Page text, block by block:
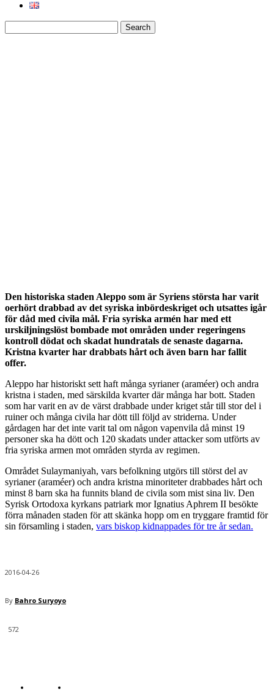
Den historiska staden Aleppo som är Syriens största har varit
oerhört drabbad av det syriska inbördeskriget och utsattes igår
för dåd med civila mål. Fria syriska armén har med ett
urskiljningslöst bombade mot områden under regeringens
kontroll dödat och skadat hundratals de senaste dagarna.
Kristna kvarter har drabbats hårt och även barn har fallit
offer.
Aleppo har historiskt sett haft många syrianer (araméer) och andra
kristna i staden, med särskilda kvarter där många har bott. Staden
som har varit en av de värst drabbade under kriget står till stor del i
ruiner och många civila har dött till följd av striderna. Under
gårdagen har det inte varit tal om någon vapenvila då minst 19
personer ska ha dött och 120 skadats under attacker som utförts av
fria syriska armen mot områden styrda av regimen.
Området Sulaymaniyah, vars befolkning utgörs till störst del av
syrianer (araméer) och andra kristna minoriteter drabbades hårt och
minst 8 barn ska ha funnits bland de civila som mist sina liv. Den
Syrisk Ortodoxa kyrkans patriark mor Ignatius Aphrem II besökte
förra månaden staden för att skänka hopp om en tryggare framtid för
sin församling i staden, vars biskop kidnappades för tre år sedan.
2016-04-26
By Bahro Suryoyo
572
COOKIES